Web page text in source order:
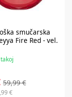
smučarska
Fire Red - vel.
59,99 €
€